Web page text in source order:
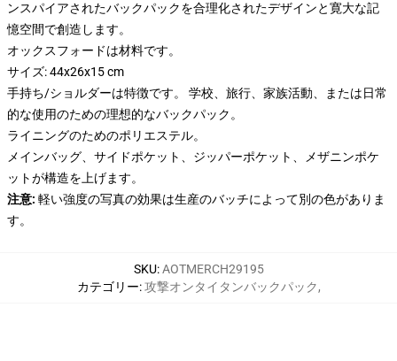
ンスパイアされたバックパックを合理化されたデザインと寛大な記
憶空間で創造します。
オックスフォードは材料です。
サイズ: 44x26x15 cm
手持ち/ショルダーは特徴です。 学校、旅行、家族活動、または日常
的な使用のための理想的なバックパック。
ライニングのためのポリエステル。
メインバッグ、サイドポケット、ジッパーポケット、メザニンポケ
ットが構造を上げます。
注意: 軽い強度の写真の効果は生産のバッチによって別の色がありま
す。
SKU:AOTMERCH29195
カテゴリー:攻撃オンタイタンバックパック,